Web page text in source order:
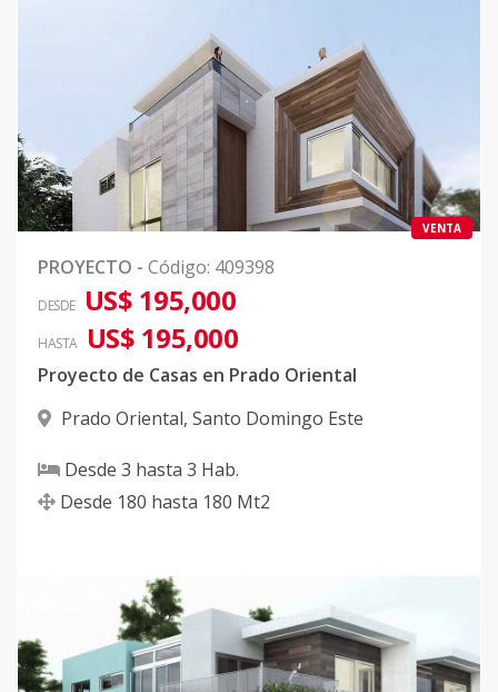
VENTA
PROYECTO - Código: 409398
DESDE US$ 195,000
HASTA US$ 195,000
Proyecto de Casas en Prado Oriental
Prado Oriental, Santo Domingo Este
Desde 3 hasta 3 Hab.
Desde 180 hasta 180 Mt2